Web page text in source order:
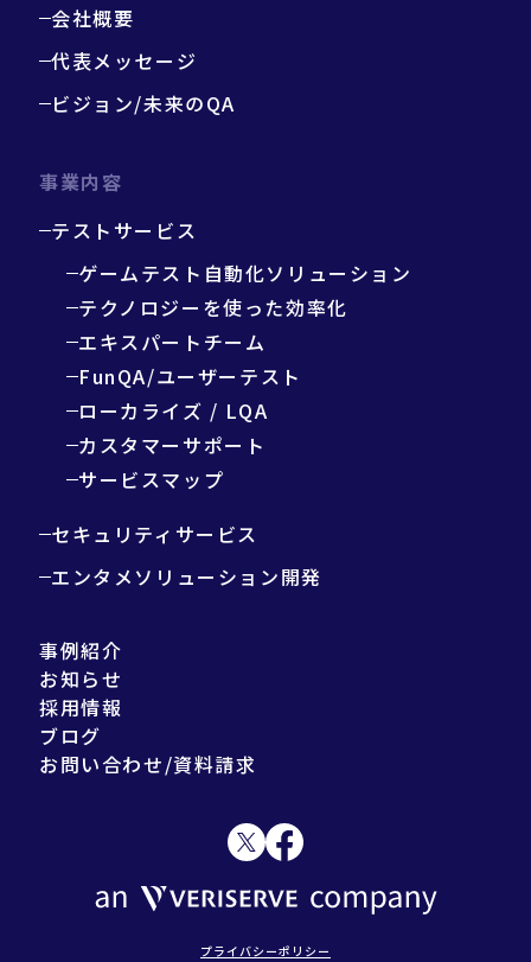
会社概要
代表メッセージ
ビジョン/未来のQA
事業内容
テストサービス
ゲームテスト自動化ソリューション
テクノロジーを使った効率化
エキスパートチーム
FunQA/ユーザーテスト
ローカライズ / LQA
カスタマーサポート
サービスマップ
セキュリティサービス
エンタメソリューション開発
事例紹介
お知らせ
採用情報
ブログ
お問い合わせ/資料請求
プライバシーポリシー